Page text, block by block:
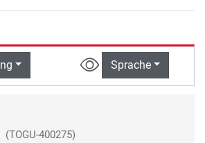
Sprache
(TOGU-400275)